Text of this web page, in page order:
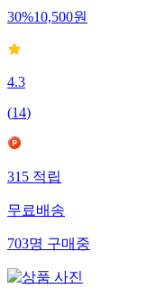
30%10,500원
4.3
(14)
315적립
무료배송
703명구매중